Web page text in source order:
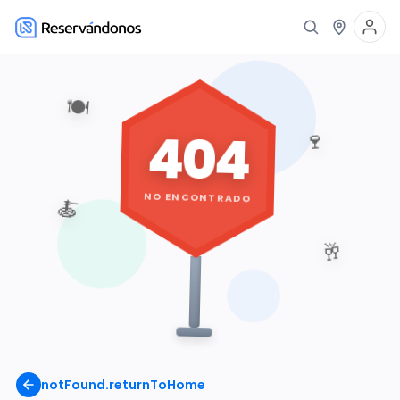
notFound.returnToHome
🍽️
🍷
🥂
🍝
404
NO ENCONTRADO